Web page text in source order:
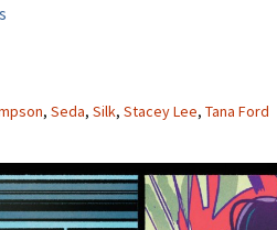
, Seda, Silk, Stacey Lee, Tana Ford